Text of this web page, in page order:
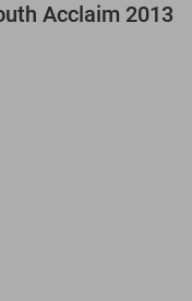
Acclaim 2013